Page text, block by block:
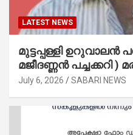
LATEST NEWS
മുട്ടപ്പള്ളി ഉറുവാലൻ
മജീദണ്ണൻ പച്ചക്കറി )
July 6, 2026 SABARI NEWS